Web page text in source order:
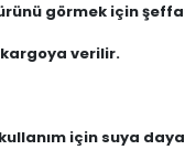
görmek için
verilir.
için suya